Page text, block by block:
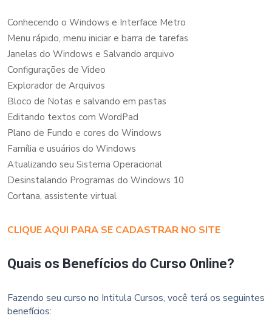
Conhecendo o Windows e Interface Metro
Menu rápido, menu iniciar e barra de tarefas
Janelas do Windows e Salvando arquivo
Configurações de Vídeo
Explorador de Arquivos
Bloco de Notas e salvando em pastas
Editando textos com WordPad
Plano de Fundo e cores do Windows
Família e usuários do Windows
Atualizando seu Sistema Operacional
Desinstalando Programas do Windows 10
Cortana, assistente virtual
CLIQUE AQUI PARA SE CADASTRAR NO SITE
Quais os Benefícios do Curso Online?
Fazendo seu curso no Intitula Cursos, você terá os seguintes
benefícios: